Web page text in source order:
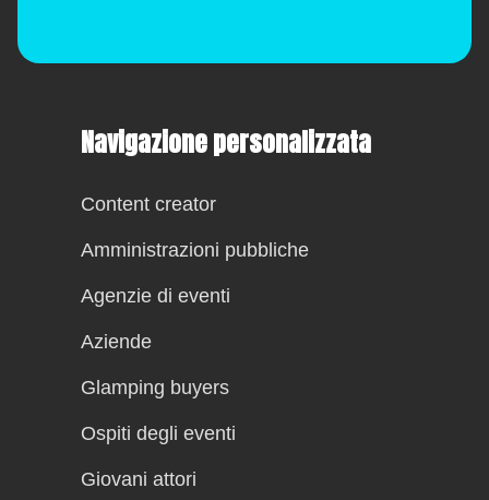
Navigazione personalizzata
Content creator
Amministrazioni pubbliche
Agenzie di eventi
Aziende
Glamping buyers
Ospiti degli eventi
Giovani attori